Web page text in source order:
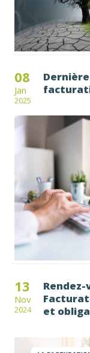
08
Jan
2025
13
Nov
2024
Rendez-
et